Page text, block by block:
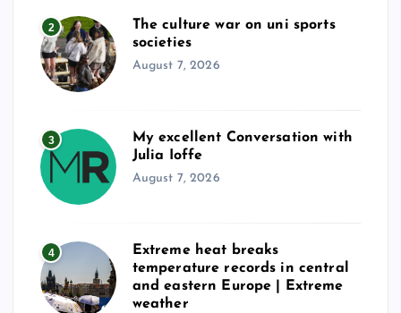
2
The culture war on uni sports
societies
August 7, 2026
3
My excellent Conversation with
Julia Ioffe
August 7, 2026
4
Extreme heat breaks
temperature records in central
and eastern Europe | Extreme
weather